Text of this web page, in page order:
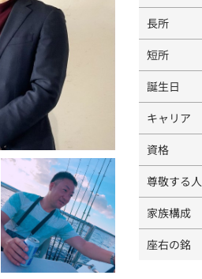
長所
短所
誕生日
キャリア
資格
尊敬する人
家族構成
座右の銘